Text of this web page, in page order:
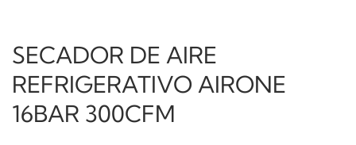
SECADOR DE AIRE
REFRIGERATIVO AIRONE
16BAR 300CFM